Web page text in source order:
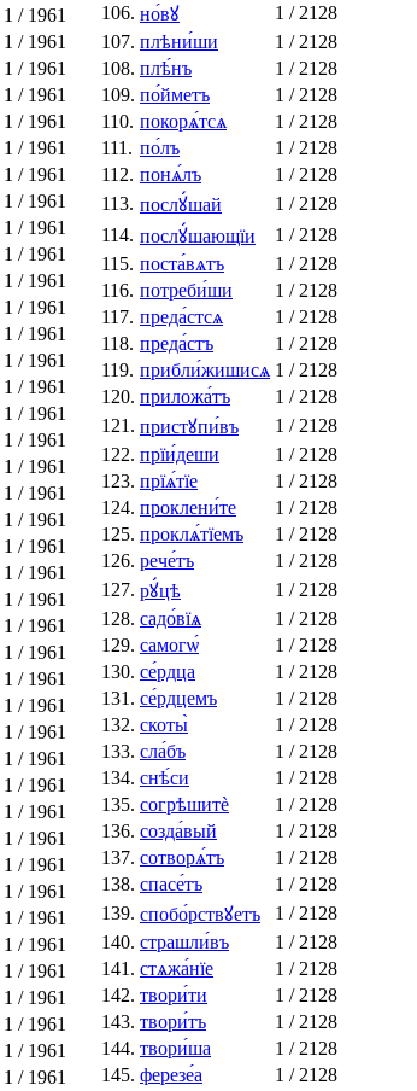
1 / 1961
1 / 1961
1 / 1961
1 / 1961
1 / 1961
1 / 1961
1 / 1961
1 / 1961
1 / 1961
1 / 1961
1 / 1961
1 / 1961
1 / 1961
1 / 1961
1 / 1961
1 / 1961
1 / 1961
1 / 1961
1 / 1961
1 / 1961
1 / 1961
1 / 1961
1 / 1961
1 / 1961
1 / 1961
1 / 1961
1 / 1961
1 / 1961
1 / 1961
1 / 1961
1 / 1961
1 / 1961
1 / 1961
1 / 1961
1 / 1961
1 / 1961
1 / 1961
1 / 1961
1 / 1961
1 / 1961
1 / 1961
106. но́вꙋ 1 / 2128
107. плѣни́ши 1 / 2128
108. плѣ́нъ 1 / 2128
109. по́йметъ 1 / 2128
110. покорѧ́тсѧ 1 / 2128
111. по́лъ 1 / 2128
112. понѧ́лъ 1 / 2128
113. послꙋ́шай 1 / 2128
114. послꙋ́шающїи 1 / 2128
115. поста́вѧтъ 1 / 2128
116. потреби́ши 1 / 2128
117. преда́стсѧ 1 / 2128
118. преда́стъ 1 / 2128
119. прибли́жишисѧ 1 / 2128
120. приложа́тъ 1 / 2128
121. пристꙋпи́въ 1 / 2128
122. прїи́деши 1 / 2128
123. прїѧ́тїе 1 / 2128
124. проклени́те 1 / 2128
125. проклѧ́тїемъ 1 / 2128
126. рече́тъ 1 / 2128
127. рꙋ́цѣ 1 / 2128
128. садо́вїѧ 1 / 2128
129. самогѡ́ 1 / 2128
130. се́рдца 1 / 2128
131. се́рдцемъ 1 / 2128
132. скоты̀ 1 / 2128
133. сла́бъ 1 / 2128
134. снѣ́си 1 / 2128
135. согрѣшитѐ 1 / 2128
136. созда́вый 1 / 2128
137. сотворѧ́тъ 1 / 2128
138. спасе́тъ 1 / 2128
139. спобо́рствꙋетъ 1 / 2128
140. страшли́въ 1 / 2128
141. стѧжа́нїе 1 / 2128
142. твори́ти 1 / 2128
143. твори́тъ 1 / 2128
144. твори́ша 1 / 2128
145. ферезе́а 1 / 2128